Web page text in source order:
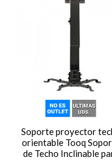
Soporte proyector
orientable Tooq
de Techo Inclinable